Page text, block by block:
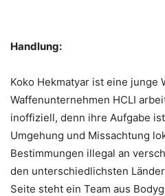
Handlung:
Koko Hekmatyar ist eine junge
Waffenunternehmen HCLI
inoffiziell, denn ihre Aufgabe
Umgehung und Missachtung
Bestimmungen illegal an
den unterschiedlichsten
Seite steht ein Team aus